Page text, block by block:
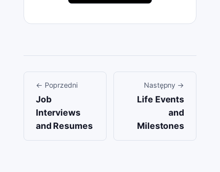
← Poprzedni
Job
Interviews
and Resumes
Następny →
Life Events
and
Milestones